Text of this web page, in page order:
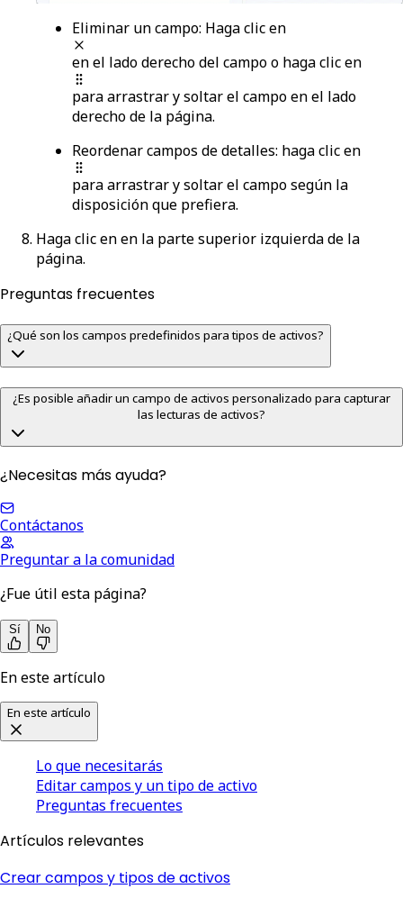
Eliminar un campo: Haga clic en
en el lado derecho del campo o haga clic en
para arrastrar y soltar el campo en el lado
derecho de la página.
Reordenar campos de detalles: haga clic en
para arrastrar y soltar el campo según la
disposición que prefiera.
Haga clic enen la parte superior izquierda de la
página.
Preguntas frecuentes
¿Qué son los campos predefinidos para tipos de activos?
¿Es posible añadir un campo de activos personalizado para capturar
las lecturas de activos?
¿Necesitas más ayuda?
Contáctanos
Preguntar a la comunidad
¿Fue útil esta página?
Sí No
En este artículo
En este artículo
Lo que necesitarás
Editar campos y un tipo de activo
Preguntas frecuentes
Artículos relevantes
Crear campos y tipos de activos